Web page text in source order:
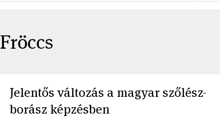
Fröccs
Jelentős változás a magyar szőlész-
borász képzésben